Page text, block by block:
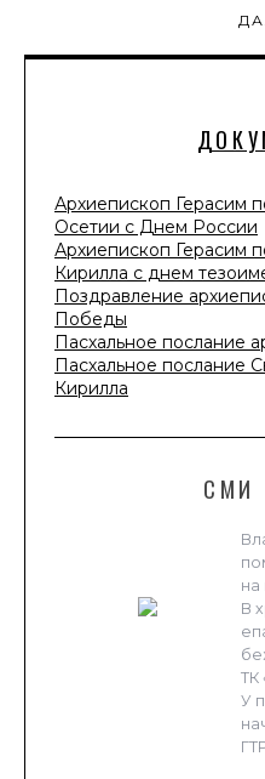
Архиепископ Герасим
Осетии с Днем России
Архиепископ Герасим
Кирилла с днем
Поздравление
Победы
Пасхальное послание
Пасхальное послание
Кирилла
СМИ
на
В
ТК
У